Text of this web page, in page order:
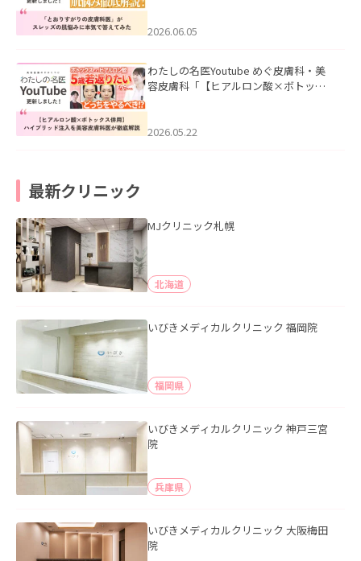
2026.06.05
わたしの名医Youtube めぐ皮膚科・美
容皮膚科「【ヒアルロン酸×ボトック
た。
2026.05.22
最新クリニック
MJクリニック札幌
北海道
いびきメディカルクリニック 福岡院
福岡県
いびきメディカルクリニック 神戸三宮
院
兵庫県
いびきメディカルクリニック 大阪梅田
院